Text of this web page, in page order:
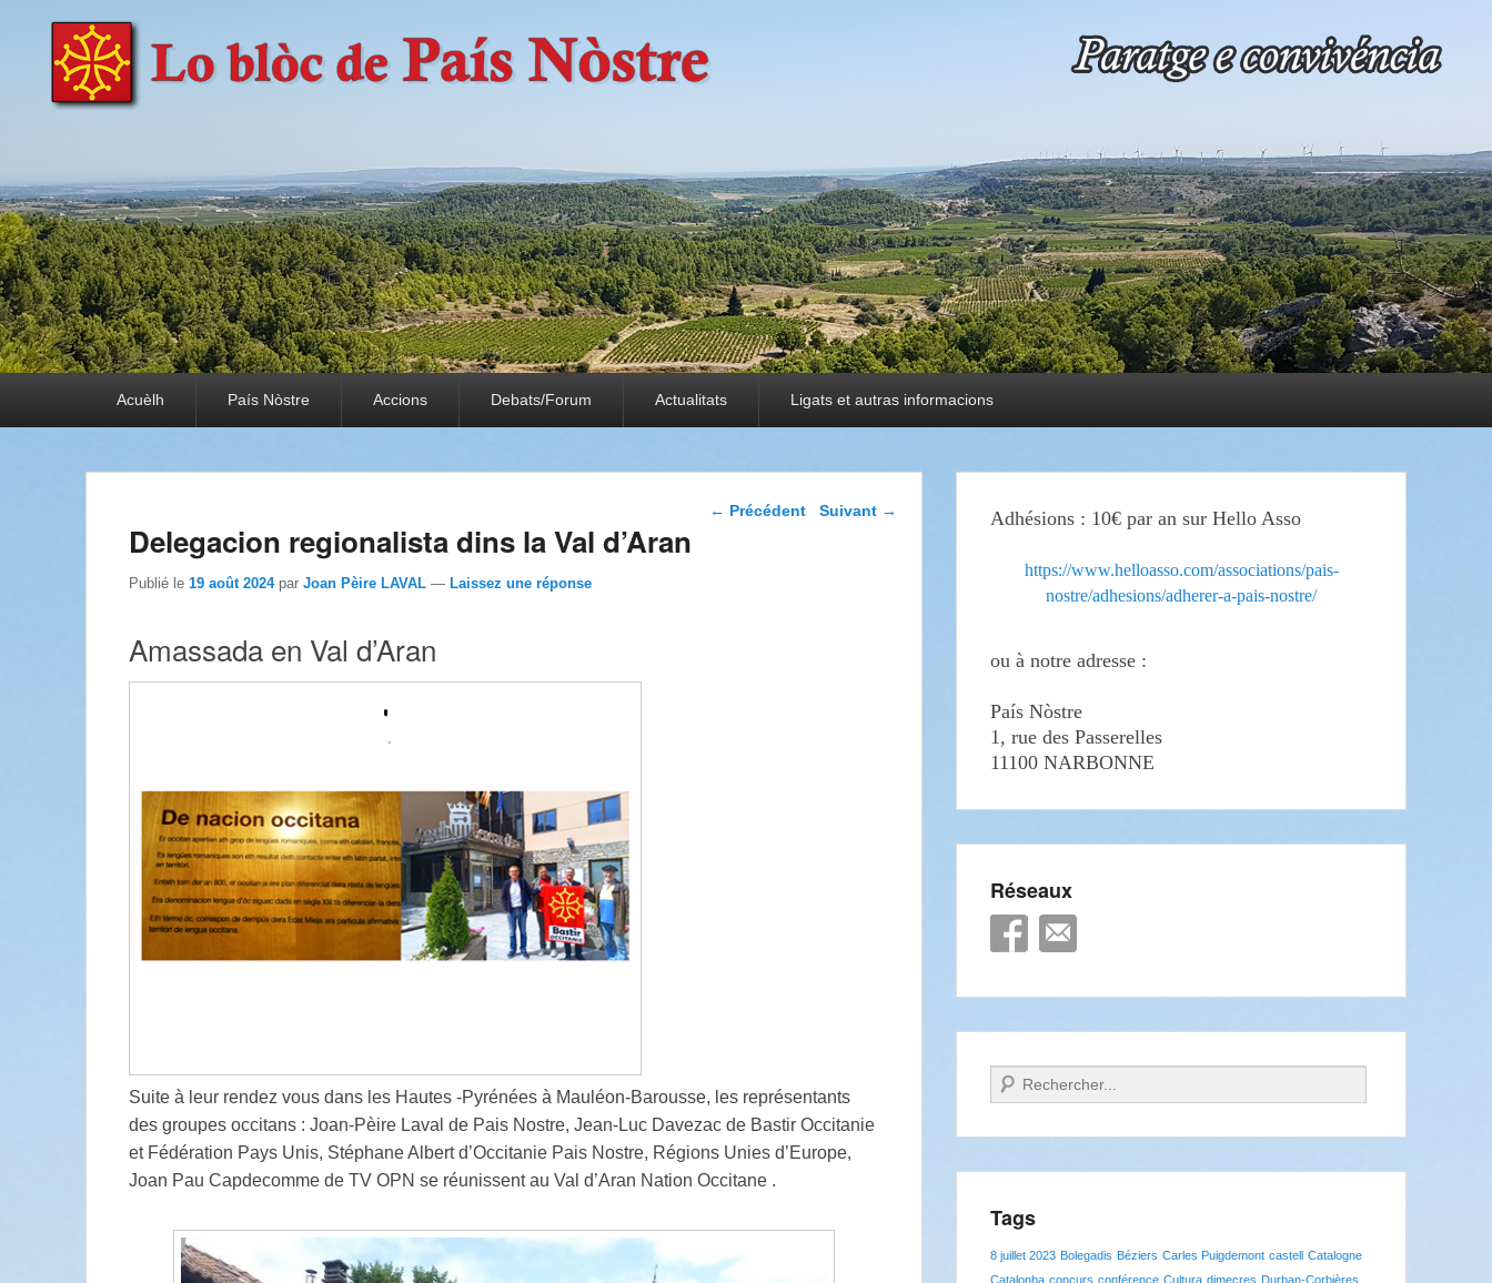
País Nòstre
Paratge e Convivència
Acuèlh País Nòstre Accions Debats/Forum Actualitats Ligats et autras informacions
Navigation dans les
← Précédent Suivant →
Delegacion regionalista dins la Val d’Aran
Publié le 19 août 2024 par Joan Pèire LAVAL — Laissez une réponse
Amassada en Val d’Aran
Suite à leur rendez vous dans les Hautes -Pyrénées à Mauléon-Barousse, les représentants
des groupes occitans : Joan-Pèire Laval de Pais Nostre, Jean-Luc Davezac de Bastir Occitanie
et Fédération Pays Unis, Stéphane Albert d’Occitanie Pais Nostre, Régions Unies d’Europe,
Joan Pau Capdecomme de TV OPN se réunissent au Val d’Aran Nation Occitane .
Adhésions : 10€ par an sur Hello Asso
https://www.helloasso.com/associations/pais-
nostre/adhesions/adherer-a-pais-nostre/
ou à notre adresse :
País Nòstre
1, rue des Passerelles
11100 NARBONNE
Réseaux
Recherche
Tags
8 juillet 2023 Bolegadis Béziers Carles Puigdemont castell Catalogne
Catalonha concurs conférence Cultura dimecres Durban-Corbières